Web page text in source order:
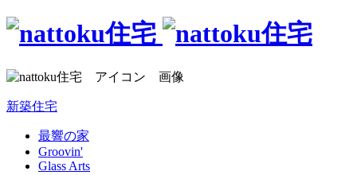
新築住宅
最響の家
Groovin'
Glass Arts